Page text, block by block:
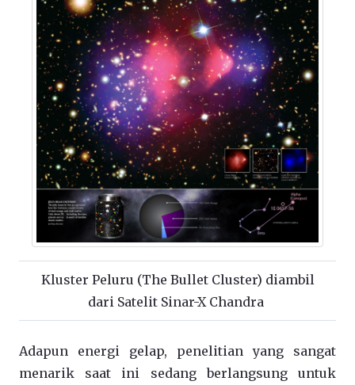
Kluster Peluru (The Bullet Cluster) diambil
dari Satelit Sinar-X Chandra
Adapun energi gelap, penelitian yang sangat
menarik saat ini sedang berlangsung untuk